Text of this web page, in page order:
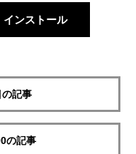
インストール
の記事
の記事